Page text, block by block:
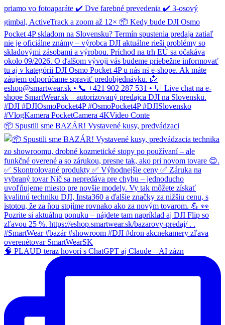
📦 Spustili sme BAZÁR! Vystavené kusy, predvádzaci
🧠 PLAUD teraz hovorí s ChatGPT aj Claude – AI zázn